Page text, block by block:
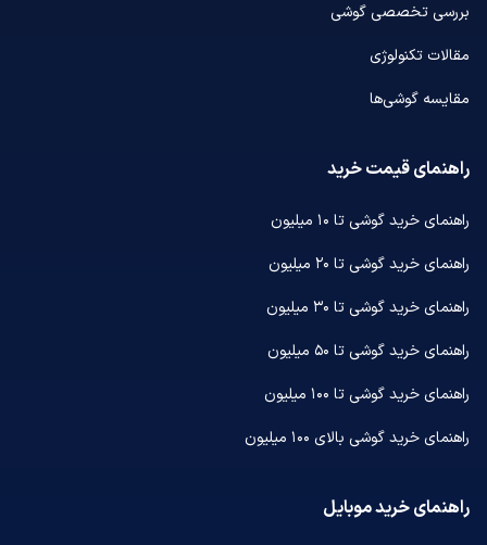
بررسی تخصصی گوشی
مقالات تکنولوژی
مقایسه گوشی‌ها
راهنمای قیمت خرید
راهنمای خرید گوشی تا ۱۰ میلیون
راهنمای خرید گوشی تا ۲۰ میلیون
راهنمای خرید گوشی تا ۳۰ میلیون
راهنمای خرید گوشی تا ۵۰ میلیون
راهنمای خرید گوشی تا ۱۰۰ میلیون
راهنمای خرید گوشی بالای ۱۰۰ میلیون
راهنمای خرید موبایل